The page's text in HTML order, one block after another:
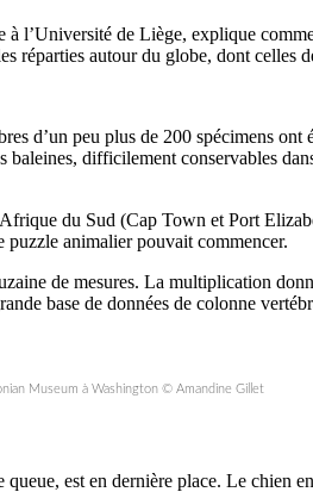
l’Université de Liège, explique
réparties autour du globe, dont celles
d’un peu plus de 200 spécimens ont
difficilement conservables
du Sud (Cap Town et Port
puzzle animalier pouvait commencer.
de mesures. La multiplication
base de données de colonne
Museum à Washington © Amandine Gillet
est en dernière place. Le chien